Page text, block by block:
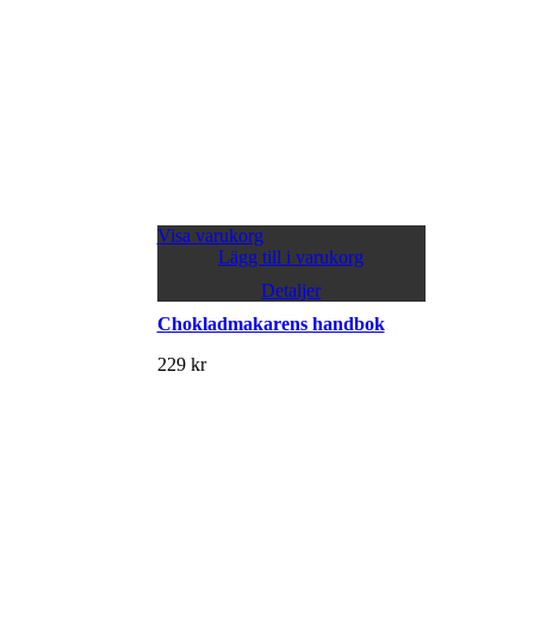
Visa varukorg
Lägg till i varukorg
Detaljer
Chokladmakarens handbok
229 kr